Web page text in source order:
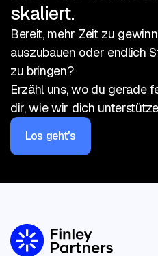
skaliert.
Bereit, mehr Zeit zu
auszubauen oder endlich
zu bringen?
Erzähl uns, wo du gerade
dir, wie wir dich
Los geht's
Let’s get